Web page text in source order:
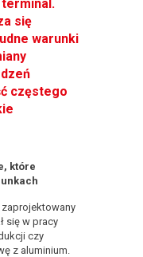
się
warunki
częstego
które
się w pracy
czy
z aluminium.